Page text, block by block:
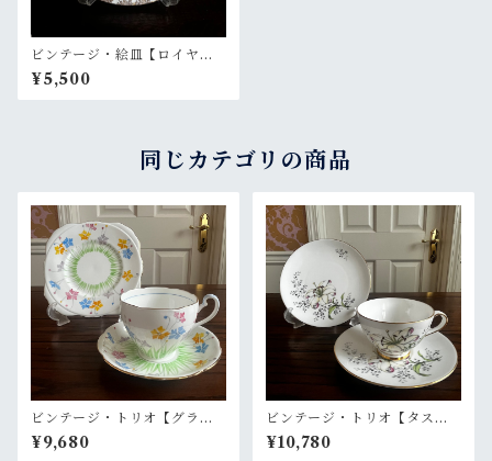
ビンテージ・絵皿【ロイヤル
アルバート】a
¥5,500
同じカテゴリの商品
ビンテージ・トリオ【グラフ
トン】
¥9,680
ビンテージ・トリオ【タスカ
ン】イノセンス
¥10,780